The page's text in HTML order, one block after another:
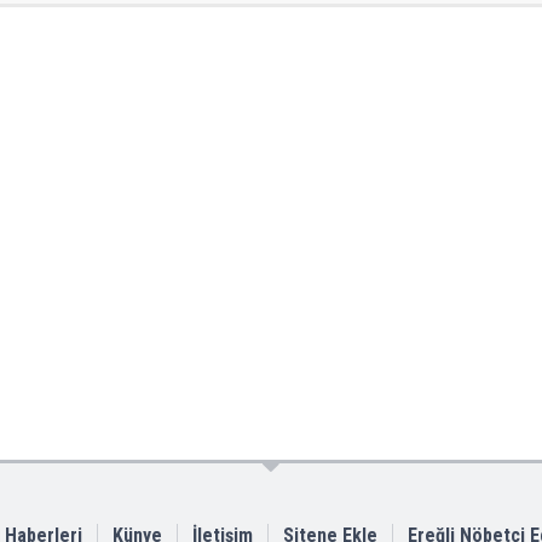
Haberleri Künye İletişim Sitene Ekle Ereğli Nöbetçi